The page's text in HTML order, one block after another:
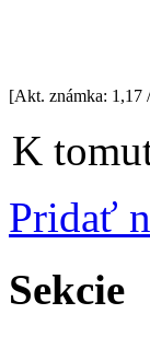
[Akt. známka: 1,17
K
Pridať
Sekcie